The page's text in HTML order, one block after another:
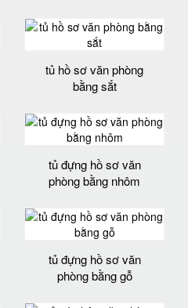
tủ hồ sơ văn phòng
bằng sắt
tủ đựng hồ sơ văn
phòng bằng nhôm
tủ đựng hồ sơ văn
phòng bằng gỗ